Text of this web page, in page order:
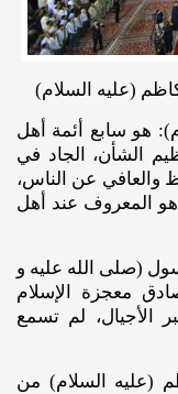
(عليه السلام)
هو سابع أئمة أهل
الشأن، الجاد في
والعافي عن الناس،
هو المعروف عند أهل
(صلى ‌الله ‌عليه‌ و
معجزة الإسلام
الأجيال، لم تسمع
(عليه ‌السلام) من